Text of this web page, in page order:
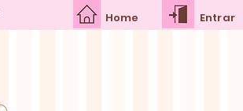
Home Entrar